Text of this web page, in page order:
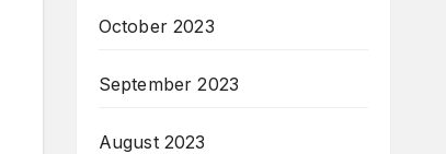
October 2023
September 2023
August 2023